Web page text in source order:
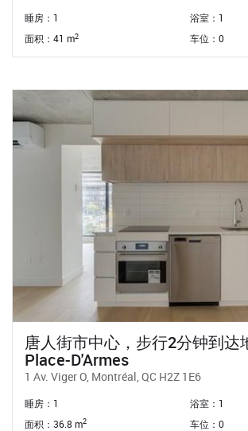
睡房：1
浴室：1
面积：41 m2 车位：0
唐人街市中心，步行2分钟到达
Place-D'Armes
1 Av. Viger O, Montréal, QC H2Z 1E6
睡房：1
浴室：1
面积：36.8 m2 车位：0